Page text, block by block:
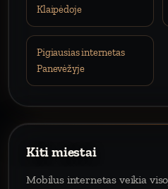
Klaipėdoje
Pigiausias internetas
Panevėžyje
Kiti miestai
Mobilus internetas veikia